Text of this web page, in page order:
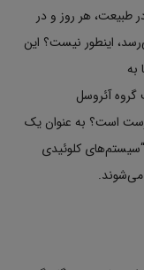
طبیعت، هر روز و در
اینطور نیست؟ این
به
آئروسل
است؟ به عنوان یک
کلوئیدی
می‌شوند.